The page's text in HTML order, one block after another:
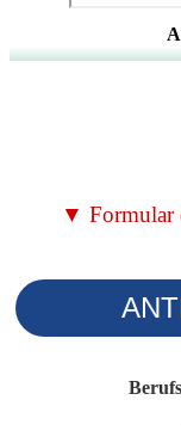
▼ Formular